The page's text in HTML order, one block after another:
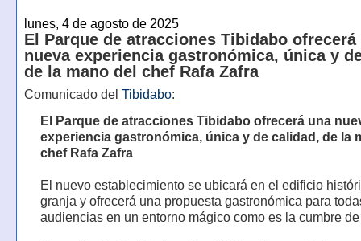
lunes, 4 de agosto de 2025
El Parque de atracciones Tibidabo ofrecerá
nueva experiencia gastronómica, única y
de la mano del chef Rafa Zafra
Comunicado del Tibidabo:
El Parque de atracciones Tibidabo ofrecerá una
experiencia gastronómica, única y de calidad, de la
chef Rafa Zafra
El nuevo establecimiento se ubicará en el edificio
granja y ofrecerá una propuesta gastronómica para
audiencias en un entorno mágico como es la cumbre